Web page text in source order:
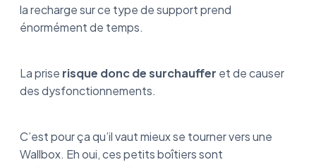
la recharge sur ce type de support prend
énormément de temps.
La prise risque donc de surchauffer et de causer
des dysfonctionnements.
C’est pour ça qu’il vaut mieux se tourner vers une
Wallbox. Eh oui, ces petits boîtiers sont